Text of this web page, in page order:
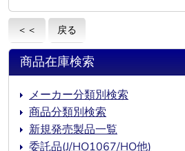
＜＜ 戻る
商品在庫検索
メーカー分類別検索
商品分類別検索
新規発売製品一覧
委託品(J/HO1067/HO他)